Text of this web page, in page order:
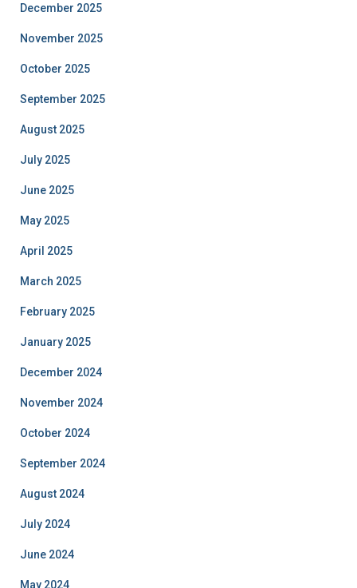
December 2025
November 2025
October 2025
September 2025
August 2025
July 2025
June 2025
May 2025
April 2025
March 2025
February 2025
January 2025
December 2024
November 2024
October 2024
September 2024
August 2024
July 2024
June 2024
May 2024